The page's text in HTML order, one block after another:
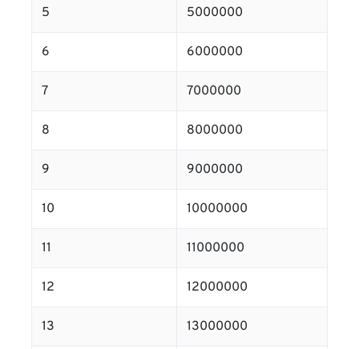
5 5000000
6 6000000
7 7000000
8 8000000
9 9000000
10 10000000
11 11000000
12 12000000
13 13000000